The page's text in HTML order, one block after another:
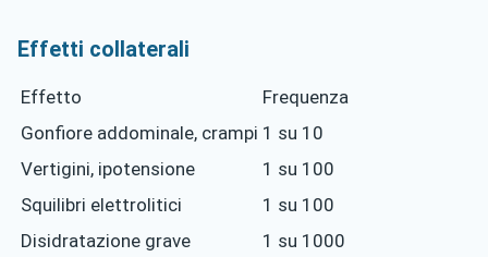
Effetti collaterali
Effetto
Frequenza
Gonfiore addominale, crampi 1 su 10
Vertigini, ipotensione
1 su 100
Squilibri elettrolitici
1 su 100
Disidratazione grave
1 su 1000